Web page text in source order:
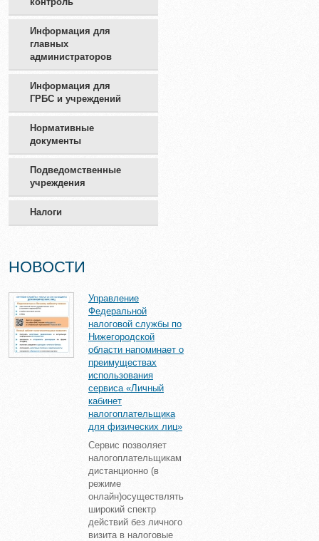
Информация для
главных
администраторов
Информация для
ГРБС и учреждений
Нормативные
документы
Подведомственные
учреждения
Налоги
НОВОСТИ
Управление
Федеральной
налоговой службы по
Нижегородской
области напоминает о
преимуществах
использования
сервиса «Личный
кабинет
налогоплательщика
для физических лиц»
Сервис позволяет
налогоплательщикам
дистанционно (в
режиме
онлайн)осуществлять
широкий спектр
действий без личного
визита в налоговые